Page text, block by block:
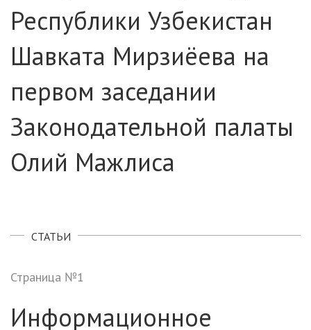
Республики Узбекистан
Шавката Мирзиёева на
первом заседании
Законодательной палаты
Олий Мажлиса
СТАТЬИ
Страница №1
Информационное